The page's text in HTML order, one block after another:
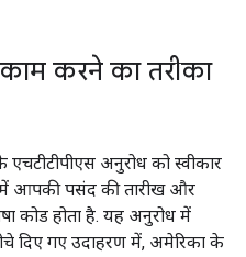
करने का तरीका
अनुरोध को स्वीकार
में आपकी पसंद की तारीख और
कोड होता है. यह अनुरोध में
दिए गए उदाहरण में, अमेरिका के